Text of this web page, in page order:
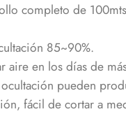
completo de
85~90%.
aire en los días de
pueden
fácil de cortar a